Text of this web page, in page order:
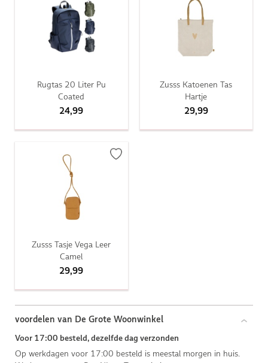
Rugtas 20 Liter Pu
Coated
24,99
Zusss Katoenen Tas
Hartje
29,99
Zusss Tasje Vega Leer
Camel
29,99
voordelen van De Grote Woonwinkel
Voor 17:00 besteld, dezelfde dag verzonden
Op werkdagen voor 17:00 besteld is meestal morgen in huis.